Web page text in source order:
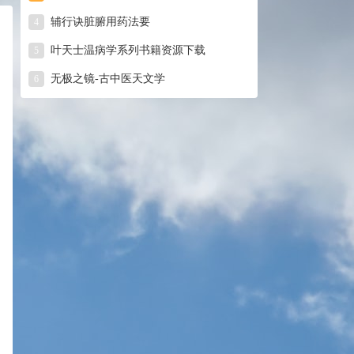
4 辅行诀脏腑用药法要
5 叶天士温病学系列书籍资源下载
6 无极之镜-古中医天文学